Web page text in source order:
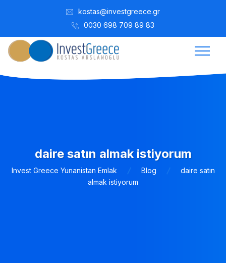
kostas@investgreece.gr
0030 698 709 89 83
daire satın almak istiyorum
Invest Greece Yunanistan Emlak Blog
daire satın
almak istiyorum